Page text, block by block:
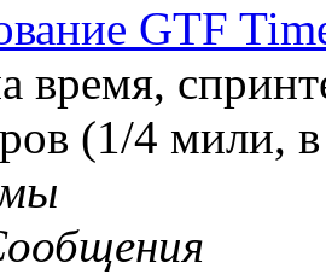
GTF
время,
(1/4 мили,